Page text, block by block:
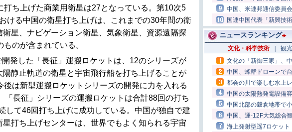
ち上げた商業用衛星は27となっている。第10次5
ける中国の衛星打ち上げは、これまでの30年間の衛
星、ナビゲーション衛星、気象衛星、資源遠隔探
のが含まれている。
した「長征」運搬ロケットは、12のシリーズが
静止軌道の衛星と宇宙飛行船を打ち上げることが
は新型運搬ロケットシリーズの開発に力を入れる
「長征」シリーズの運搬ロケットは合計88回の打ち
して46回打ち上げに成功している。中国が独自で建
打ち上げセンターは、世界でもよく知られる宇宙